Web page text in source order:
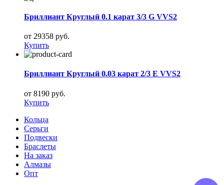
Бриллиант Круглый 0.1 карат 3/3 G VVS2
от 29358 руб.
Купить
Бриллиант Круглый 0.03 карат 2/3 E VVS2
от 8190 руб.
Купить
Кольца
Серьги
Подвески
Браслеты
На заказ
Алмазы
Опт